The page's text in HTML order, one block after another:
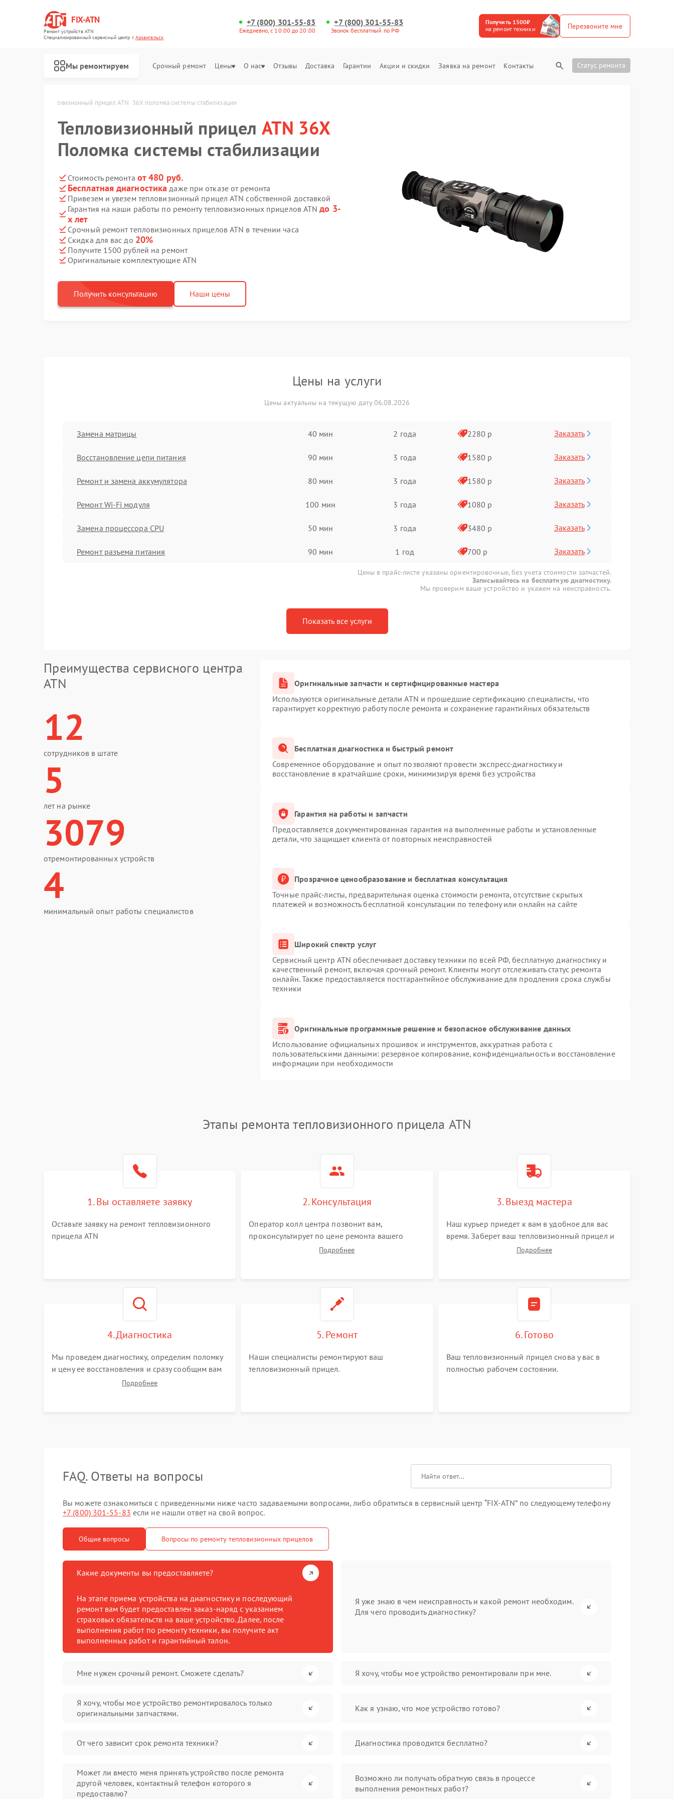
FIX-ATN
Ремонт устройств ATN
Специализированный cервисный центр г.Архангельск
+7 (800) 301-55-83
Ежедневно, с 10:00 до 20:00
+7 (800) 301-55-83
Звонок бесплатный по РФ
Получить 1500₽
на ремонт техники
Перезвоните мне
Мы ремонтируем Срочный ремонт Цены О нас Отзывы Доставка Гарантии Акции и скидки Заявка на ремонт Контакты Статус ремонта
Тепловизионный прицел ATN  36X поломка системы стабилизации
Тепловизионный прицел ATN 36X
Поломка системы стабилизации
Стоимость ремонта от 480 руб.
Бесплатная диагностика даже при отказе от ремонта
Привезем и увезем тепловизионный прицел ATN собственной доставкой
Гарантия на наши работы по ремонту тепловизионных прицелов ATNдо 3-
х лет
Срочный ремонт тепловизионных прицелов ATN в течении часа
Скидка для вас до 20%
Получите 1500 рублей на ремонт
Оригинальные комплектующие ATN
Получить консультацию Наши цены
Цены на услуги
Цены актуальны на текущую дату 06.08.2026
Замена матрицы 40 мин 2 года 2280 р Заказать
Восстановление цепи питания 90 мин 3 года 1580 р Заказать
Ремонт и замена аккумулятора 80 мин 3 года 1580 р Заказать
Ремонт Wi-Fi модуля 100 мин 3 года 1080 р Заказать
Замена процессора CPU 50 мин 3 года 3480 р Заказать
Ремонт разъема питания 90 мин 1 год 700 р Заказать
Цены в прайс-листе указаны ориентировочные, без учета стоимости запчастей.
Записывайтесь на бесплатную диагностику.
Мы проверим ваше устройство и укажем на неисправность.
Показать все услуги
Преимущества сервисного центра
ATN
12
сотрудников в штате
5
лет на рынке
3079
отремонтированных устройств
4
минимальный опыт работы специалистов
Оригинальные запчасти и сертифицированные мастера
Используются оригинальные детали ATN и прошедшие сертификацию специалисты, что
гарантирует корректную работу после ремонта и сохранение гарантийных обязательств
Бесплатная диагностика и быстрый ремонт
Современное оборудование и опыт позволяют провести экспресс-диагностику и
восстановление в кратчайшие сроки, минимизируя время без устройства
Гарантия на работы и запчасти
Предоставляется документированная гарантия на выполненные работы и установленные
детали, что защищает клиента от повторных неисправностей
Прозрачное ценообразование и бесплатная консультация
Точные прайс-листы, предварительная оценка стоимости ремонта, отсутствие скрытых
платежей и возможность бесплатной консультации по телефону или онлайн на сайте
Широкий спектр услуг
Сервисный центр ATN обеспечивает доставку техники по всей РФ, бесплатную диагностику и
качественный ремонт, включая срочный ремонт. Клиенты могут отслеживать статус ремонта
онлайн. Также предоставляется постгарантийное обслуживание для продления срока службы
техники
Оригинальные программные решение и безопасное обслуживание данных
Использование официальных прошивок и инструментов, аккуратная работа с
пользовательскими данными: резервное копирование, конфиденциальность и восстановление
информации при необходимости
Этапы ремонта тепловизионного прицела ATN
1. Вы оставляете заявку
Оставьте заявку на ремонт тепловизионного
прицела ATN
2. Консультация
Оператор колл центра позвонит вам,
проконсультирует по цене ремонта вашего
тепловизионного прицела а также ответит на
Подробнее
3. Выезд мастера
Наш курьер приедет к вам в удобное для вас
время. Заберет ваш тепловизионный прицел и
привезет на склад для диагностики.
Подробнее
4. Диагностика
Мы проведем диагностику, определим поломку
и цену ее восстановления и сразу сообщим вам
о сроках ее починкиПодробнее
5. Ремонт
Наши специалисты ремонтируют ваш
тепловизионный прицел.
6. Готово
Ваш тепловизионный прицел снова у вас в
полностью рабочем состоянии.
FAQ. Ответы на вопросы
Вы можете ознакомиться с приведенными ниже часто задаваемыми вопросами, либо обратиться в сервисный центр “FIX-ATN” по следующему телефону
+7 (800) 301-55-83 если не нашли ответ на свой вопрос.
Общие вопросы Вопросы по ремонту тепловизионных прицелов
Какие документы вы предоставляете?
На этапе приема устройства на диагностику и последующий
ремонт вам будет предоставлен заказ-наряд с указанием
страховых обязательств на ваше устройство. Далее, после
выполнения работ по ремонту техники, вы получите акт
выполненных работ и гарантийный талон.
Я уже знаю в чем неисправность и какой ремонт необходим.
Для чего проводить диагностику?
Мне нужен срочный ремонт. Сможете сделать? Я хочу, чтобы мое устройство ремонтировали при мне.
Я хочу, чтобы мое устройство ремонтировалось только
оригинальными запчастями.
Как я узнаю, что мое устройство готово?
От чего зависит срок ремонта техники? Диагностика проводится бесплатно?
Может ли вместо меня принять устройство после ремонта
другой человек, контактный телефон которого я
предоставлю?
Возможно ли получать обратную связь в процессе
выполнения ремонтных работ?